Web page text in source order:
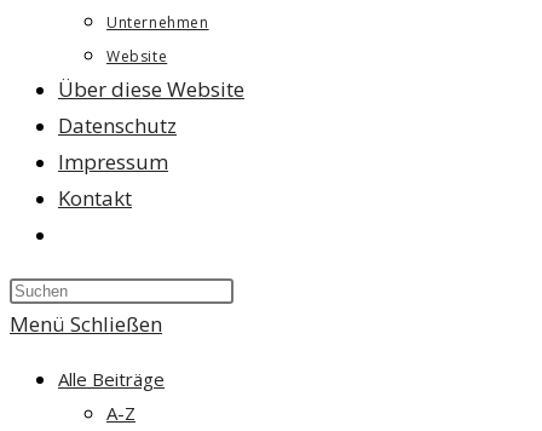
Unternehmen
Website
Über diese Website
Datenschutz
Impressum
Kontakt
umschalten
Press
Menü Schließen
Alle Beiträge
A-Z